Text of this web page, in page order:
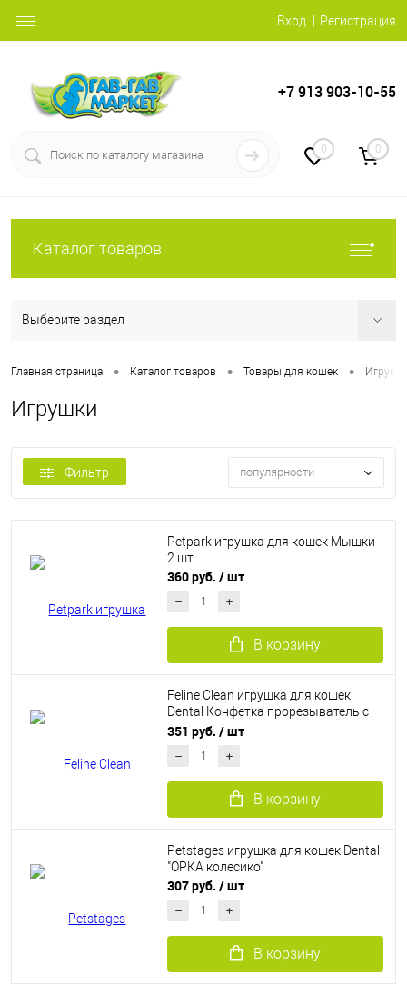
Вход Регистрация
+7 913 903-10-55
0 0
Каталог товаров
Выберите раздел
Главная страница • Каталог товаров • Товары для кошек •
Игрушки
Фильтр популярности
Petpark игрушка для кошек Мышки
2 шт.
360 руб. / шт
В корзину
Feline Clean игрушка для кошек
Dental Конфетка прорезыватель с
лентами, резина
351 руб. / шт
В корзину
Petstages игрушка для кошек Dental
"ОРКА колесико"
307 руб. / шт
В корзину